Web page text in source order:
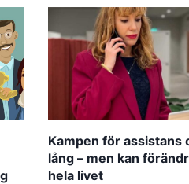
Kampen för assistans
lång – men kan
hela livet